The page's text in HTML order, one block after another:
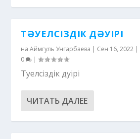
ТӘУЕЛСІЗДІК ДӘУІРІ
наАймгуль Унгарбаева | Сен 16, 2022 |
0
|
Тәуелсіздік дәуірі
ЧИТАТЬ ДАЛЕЕ